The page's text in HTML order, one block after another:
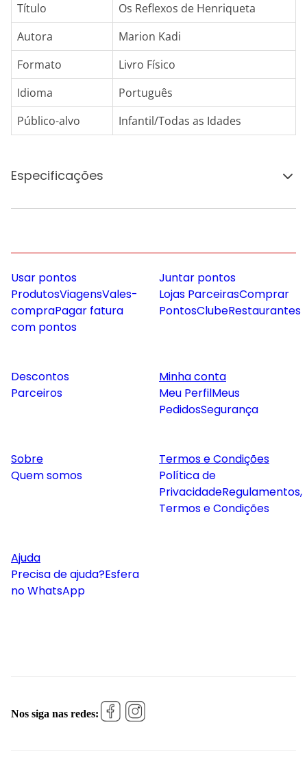
Título
Os Reflexos de Henriqueta
Autora
Marion Kadi
Formato
Livro Físico
Idioma
Português
Público-alvo
Infantil/Todas as Idades
Especificações
Usar pontos
ProdutosViagensVales-
compraPagar fatura
com pontos
Juntar pontos
Lojas ParceirasComprar
PontosClubeRestaurantes
Descontos
Parceiros
Minha conta
Meu PerfilMeus
PedidosSegurança
Sobre
Quem somos
Termos e Condições
Política de
PrivacidadeRegulamentos,
Termos e Condições
Ajuda
Precisa de ajuda?Esfera
no WhatsApp
Nos siga nas redes: